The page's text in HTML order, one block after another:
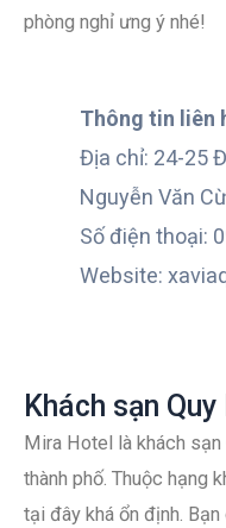
phòng nghỉ ưng ý nhé!
Thông tin liên
Địa chỉ: 24-25
Nguyễn Văn
Số điện thoại:
Website:
Khách sạn
Mira Hotel là khách
thành phố. Thuộc hạng
tại đây khá ổn định.